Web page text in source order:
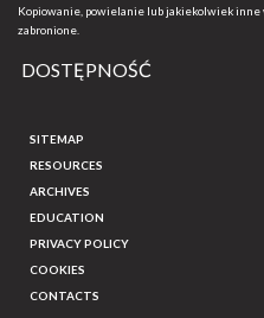
Kopiowanie, powielanie lub jakiekolwiek
zabronione.
DOSTĘPNOŚĆ
SITEMAP
RESOURCES
ARCHIVES
EDUCATION
PRIVACY POLICY
COOKIES
CONTACTS